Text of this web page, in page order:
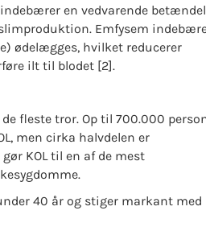
en vedvarende
Emfysem
ødelægges, hvilket reducerer
ilt til blodet [2].
de fleste tror. Op til 700.000
men cirka halvdelen er
KOL til en af de mest
40 år og stiger markant med